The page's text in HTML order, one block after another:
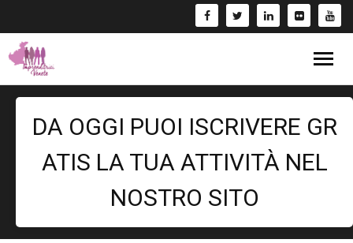
DA OGGI PUOI ISCRIVERE GR
ATIS LA TUA ATTIVITÀ NEL
NOSTRO SITO